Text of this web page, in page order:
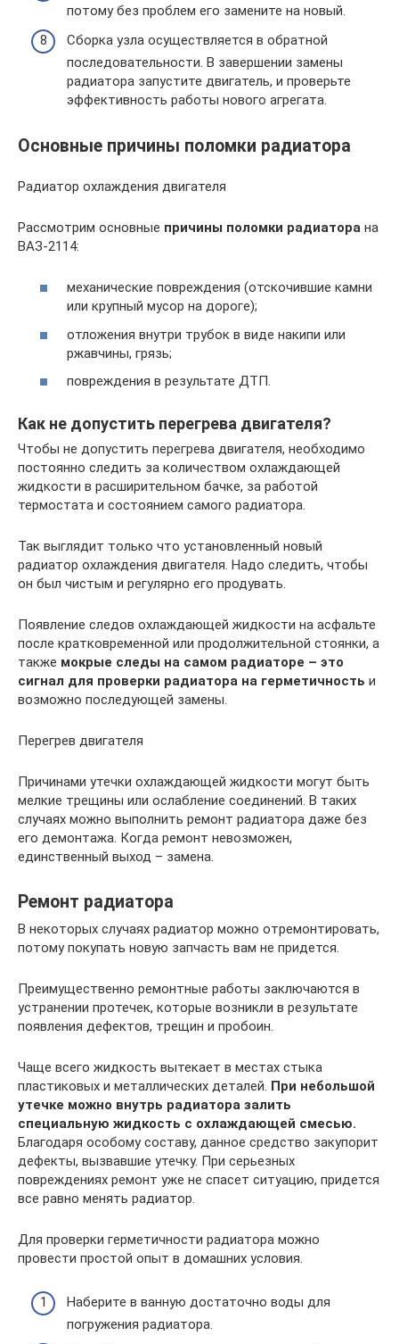
потому без проблем его замените на новый.
Сборка узла осуществляется в обратной
последовательности. В завершении замены
радиатора запустите двигатель, и проверьте
эффективность работы нового агрегата.
Основные причины поломки радиатора
Радиатор охлаждения двигателя
Рассмотрим основные причины поломки радиатора на
ВАЗ-2114:
механические повреждения (отскочившие камни
или крупный мусор на дороге);
отложения внутри трубок в виде накипи или
ржавчины, грязь;
повреждения в результате ДТП.
Как не допустить перегрева двигателя?
Чтобы не допустить перегрева двигателя, необходимо
постоянно следить за количеством охлаждающей
жидкости в расширительном бачке, за работой
термостата и состоянием самого радиатора.
Так выглядит только что установленный новый
радиатор охлаждения двигателя. Надо следить, чтобы
он был чистым и регулярно его продувать.
Появление следов охлаждающей жидкости на асфальте
после кратковременной или продолжительной стоянки, а
также мокрые следы на самом радиаторе – это
сигнал для проверки радиатора на герметичность и
возможно последующей замены.
Перегрев двигателя
Причинами утечки охлаждающей жидкости могут быть
мелкие трещины или ослабление соединений. В таких
случаях можно выполнить ремонт радиатора даже без
его демонтажа. Когда ремонт невозможен,
единственный выход – замена.
Ремонт радиатора
В некоторых случаях радиатор можно отремонтировать,
потому покупать новую запчасть вам не придется.
Преимущественно ремонтные работы заключаются в
устранении протечек, которые возникли в результате
появления дефектов, трещин и пробоин.
Чаще всего жидкость вытекает в местах стыка
пластиковых и металлических деталей. При небольшой
утечке можно внутрь радиатора залить
специальную жидкость с охлаждающей смесью.
Благодаря особому составу, данное средство закупорит
дефекты, вызвавшие утечку. При серьезных
повреждениях ремонт уже не спасет ситуацию, придется
все равно менять радиатор.
Для проверки герметичности радиатора можно
провести простой опыт в домашних условия.
Наберите в ванную достаточно воды для
погружения радиатора.